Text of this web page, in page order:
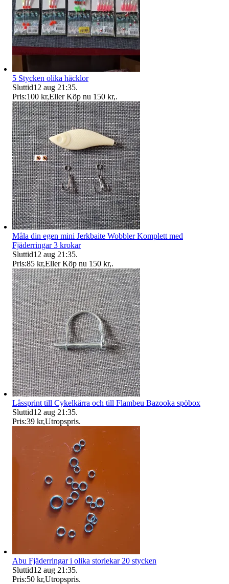
5 Stycken olika häcklor
Sluttid12 aug 21:35.
Pris:100 kr,Eller Köp nu 150 kr,.
Måla din egen mini Jerkbaite Wobbler Komplett med
Fjäderringar 3 krokar
Sluttid12 aug 21:35.
Pris:85 kr,Eller Köp nu 150 kr,.
Låssprint till Cykelkärra och till Flambeu Bazooka spöbox
Sluttid12 aug 21:35.
Pris:39 kr,Utropspris.
Abu Fjäderringar i olika storlekar 20 stycken
Sluttid12 aug 21:35.
Pris:50 kr,Utropspris.